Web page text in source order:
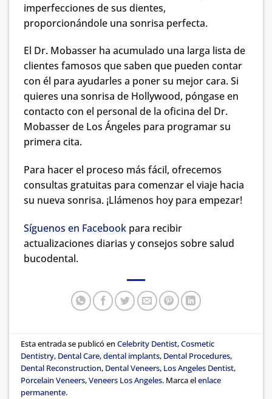
imperfecciones de sus dientes,
proporcionándole una sonrisa perfecta.
El Dr. Mobasser ha acumulado una larga lista de
clientes famosos que saben que pueden contar
con él para ayudarles a poner su mejor cara. Si
quieres una sonrisa de Hollywood, póngase en
contacto con el personal de la oficina del Dr.
Mobasser de Los Ángeles para programar su
primera cita.
Para hacer el proceso más fácil, ofrecemos
consultas gratuitas para comenzar el viaje hacia
su nueva sonrisa. ¡Llámenos hoy para empezar!
Síguenos en Facebook para recibir
actualizaciones diarias y consejos sobre salud
bucodental.
Esta entrada se publicó enCelebrity Dentist,Cosmetic
Dentistry, Dental Care,dental implants, Dental Procedures,
Dental Reconstruction, Dental Veneers, Los Angeles Dentist,
Porcelain Veneers,Veneers Los Angeles. Marca elenlace
permanente.